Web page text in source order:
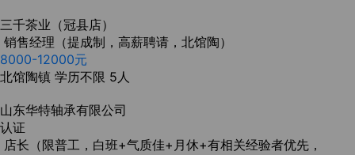
三千茶业（冠县店）
销售经理（提成制，高薪聘请，北馆陶）
8000-12000元
北馆陶镇 学历不限 5人
山东华特轴承有限公司
认证
店长（限普工，白班+气质佳+月休+有相关经验者优先，